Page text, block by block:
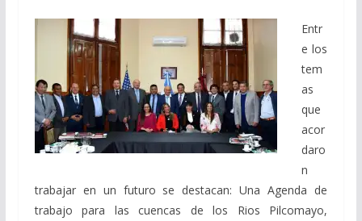
Entr
e los
tem
as
que
acor
daro
n
trabajar en un futuro se destacan:Una Agenda de
trabajo para las cuencas de los Rios Pilcomayo,